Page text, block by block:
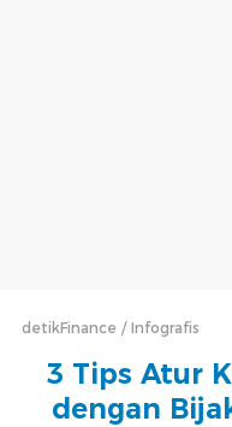
detikFinance Infografis
3 Tips Atur
dengan